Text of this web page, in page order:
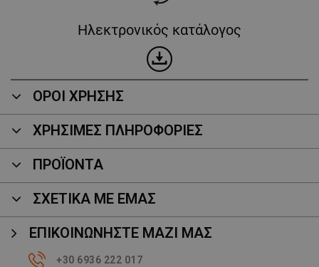
Ηλεκτρονικός κατάλογος
ΟΡΟΙ ΧΡΗΣΗΣ
ΧΡΗΣΙΜΕΣ ΠΛΗΡΟΦΟΡΙΕΣ
ΠΡΟΪΌΝΤΑ
ΣΧΕΤΙΚΑ ΜΕ ΕΜΑΣ
ΕΠΙΚΟΙΝΩΝΉΣΤΕ ΜΑΖΊ ΜΑΣ
+30 6936 222 017